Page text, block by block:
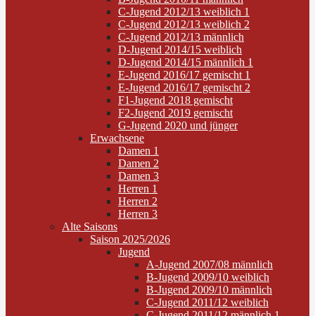
C-Jugend 2012/13 weiblich 1
C-Jugend 2012/13 weiblich 2
C-Jugend 2012/13 männlich
D-Jugend 2014/15 weiblich
D-Jugend 2014/15 männlich 1
E-Jugend 2016/17 gemischt 1
E-Jugend 2016/17 gemischt 2
F1-Jugend 2018 gemischt
F2-Jugend 2019 gemischt
G-Jugend 2020 und jünger
Erwachsene
Damen 1
Damen 2
Damen 3
Herren 1
Herren 2
Herren 3
Alte Saisons
Saison 2025/2026
Jugend
A-Jugend 2007/08 männlich
B-Jugend 2009/10 weiblich
B-Jugend 2009/10 männlich
C-Jugend 2011/12 weiblich